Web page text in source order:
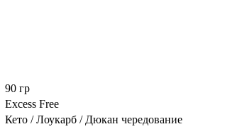
90 гр
Excess Free
Кето / Лоукарб / Дюкан чередование